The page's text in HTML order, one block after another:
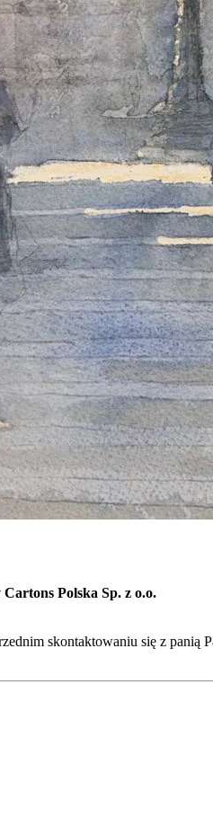
Polska Sp. z o.o.
skontaktowaniu się z panią